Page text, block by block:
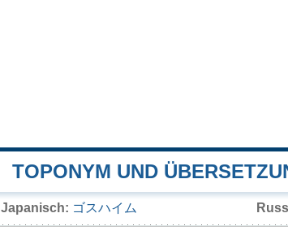
TOPONYM UND
Japanisch: ゴスハイム